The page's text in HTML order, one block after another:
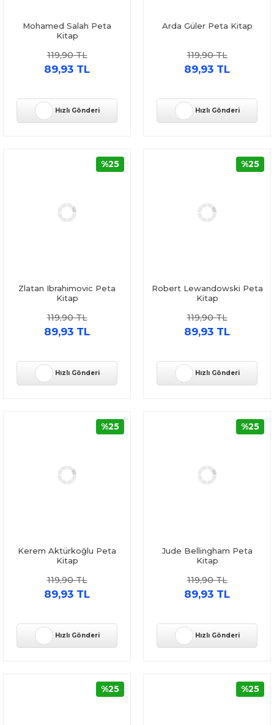
Mohamed Salah Peta
Kitap
119,90 TL
89,93 TL
Hızlı Gönderi
Arda Güler Peta Kitap
119,90 TL
89,93 TL
Hızlı Gönderi
Zlatan Ibrahimovic Peta
Kitap
119,90 TL
89,93 TL
%25
Hızlı Gönderi
Robert Lewandowski Peta
Kitap
119,90 TL
89,93 TL
%25
Hızlı Gönderi
Kerem Aktürkoğlu Peta
Kitap
119,90 TL
89,93 TL
%25
Hızlı Gönderi
Jude Bellingham Peta
Kitap
119,90 TL
89,93 TL
%25
Hızlı Gönderi
%25 %25